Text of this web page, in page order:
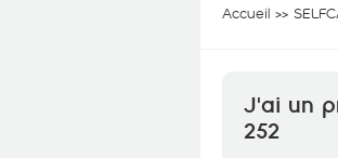
Accueil
J'ai un
252